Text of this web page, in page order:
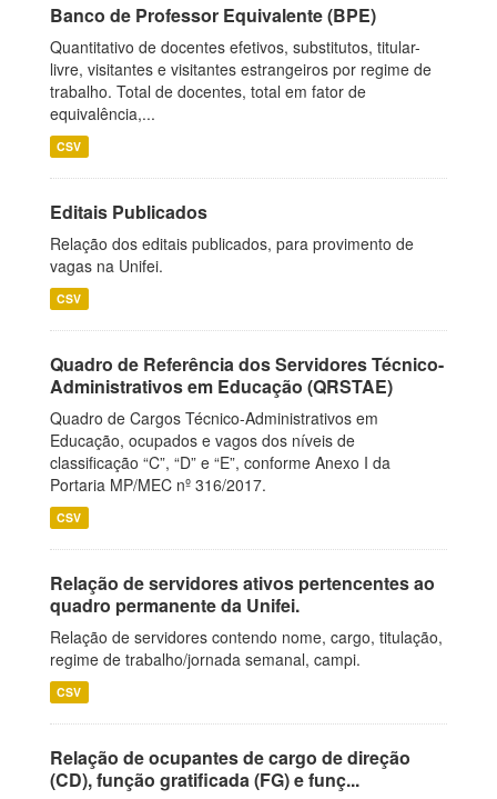
Banco de Professor Equivalente (BPE)
Quantitativo de docentes efetivos, substitutos, titular-
livre, visitantes e visitantes estrangeiros por regime de
trabalho. Total de docentes, total em fator de
equivalência,...
CSV
Editais Publicados
Relação dos editais publicados, para provimento de
vagas na Unifei.
CSV
Quadro de Referência dos Servidores Técnico-
Administrativos em Educação (QRSTAE)
Quadro de Cargos Técnico-Administrativos em
Educação, ocupados e vagos dos níveis de
classificação “C”, “D” e “E”, conforme Anexo I da
Portaria MP/MEC nº 316/2017.
CSV
Relação de servidores ativos pertencentes ao
quadro permanente da Unifei.
Relação de servidores contendo nome, cargo, titulação,
regime de trabalho/jornada semanal, campi.
CSV
Relação de ocupantes de cargo de direção
(CD), função gratificada (FG) e funç...